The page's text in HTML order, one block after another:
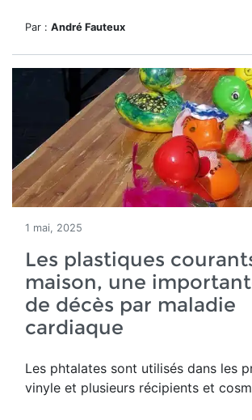
Par : André Fauteux
1 mai, 2025
Les plastiques
maison, une
de décès par maladie
cardiaque
Les phtalates sont utilisés dans les
vinyle et plusieurs récipients et